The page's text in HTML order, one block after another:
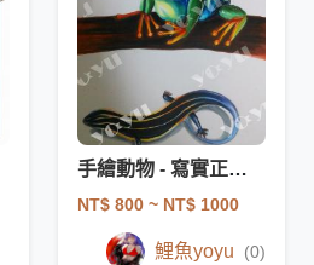
手繪動物 - 寫實正比 / 精緻客製化
NT$ 800 ~ NT$ 1000
鯉魚yoyu (0)